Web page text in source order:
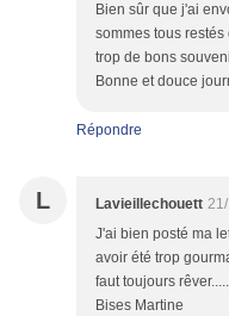
Bien sûr que j'ai
sommes tous
trop de bons
Bonne et douce
Répondre
L Lavieillechouett
J'ai bien posté ma
avoir été trop
faut toujours
Bises Martine